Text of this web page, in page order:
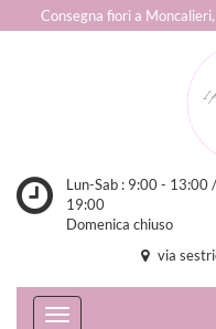
Consegna fiori a
Lun-Sab : 9:00 - 13:00
19:00
Domenica chiuso
via